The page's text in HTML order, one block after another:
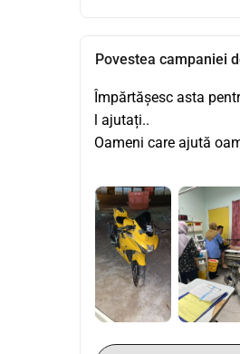
Povestea campaniei
Împărtășesc asta
l ajutați..
Oameni care ajută